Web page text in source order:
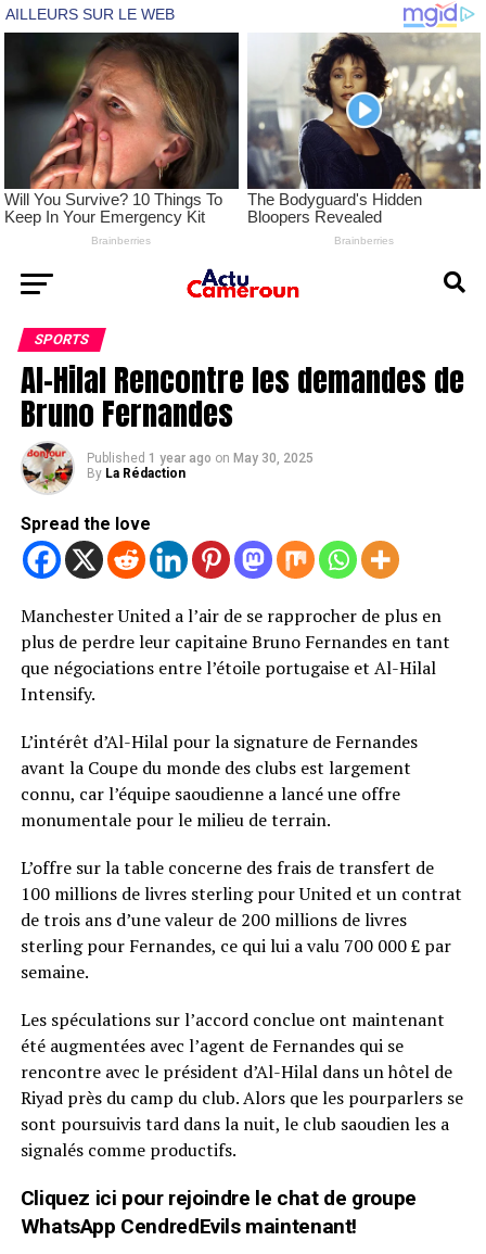
SPORTS
Al-Hilal Rencontre les demandes de
Bruno Fernandes
Published 1 year ago on May 30, 2025
By La Rédaction
Spread the love
Manchester United a l’air de se rapprocher de plus en
plus de perdre leur capitaine Bruno Fernandes en tant
que négociations entre l’étoile portugaise et Al-Hilal
Intensify.
L’intérêt d’Al-Hilal pour la signature de Fernandes
avant la Coupe du monde des clubs est largement
connu, car l’équipe saoudienne a lancé une offre
monumentale pour le milieu de terrain.
L’offre sur la table concerne des frais de transfert de
100 millions de livres sterling pour United et un contrat
de trois ans d’une valeur de 200 millions de livres
sterling pour Fernandes, ce qui lui a valu 700 000 £ par
semaine.
Les spéculations sur l’accord conclue ont maintenant
été augmentées avec l’agent de Fernandes qui se
rencontre avec le président d’Al-Hilal dans un hôtel de
Riyad près du camp du club. Alors que les pourparlers se
sont poursuivis tard dans la nuit, le club saoudien les a
signalés comme productifs.
Cliquez ici pour rejoindre le chat de groupe
WhatsApp CendredEvils maintenant!